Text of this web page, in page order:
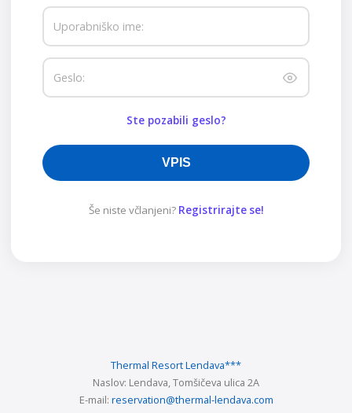
Uporabniško ime:
Geslo:
Ste pozabili geslo?
VPIS
Še niste včlanjeni? Registrirajte se!
Thermal Resort Lendava***
Naslov: Lendava, Tomšičeva ulica 2A
E-mail: reservation@thermal-lendava.com